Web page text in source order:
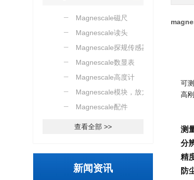
Magnescale磁尺
Magnescale读头
Magnescale探规传感器
Magnescale数显表
Magnescale高度计
Magnescale模块，放大器
Magnescale配件
查看全部 >>
新闻资讯
可
高
测
分
精
防